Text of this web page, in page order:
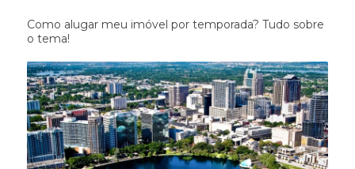
Como alugar meu imóvel por temporada? Tudo sobre
o tema!